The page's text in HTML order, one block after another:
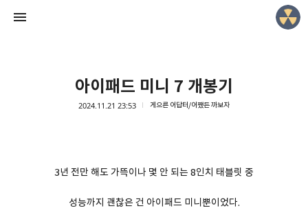
아이패드 미니 7 개봉기
2024.11.21 23:53 게으른 어답터/어쨌든 까보자
3년 전만 해도 가뜩이나 몇 안 되는 8인치 태블릿 중
성능까지 괜찮은 건 아이패드 미니뿐이었다.
*슈니